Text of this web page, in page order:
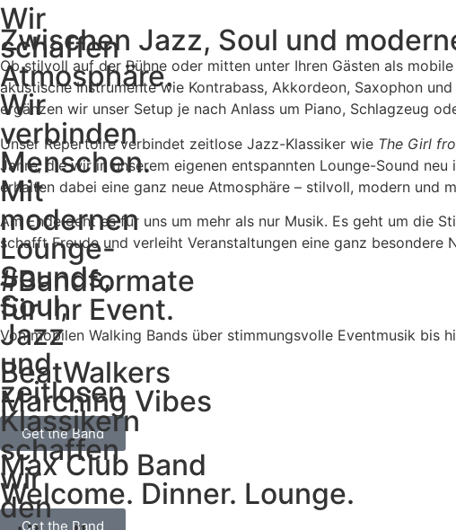
Wir
schaffen
Atmosphäre.
Wir
verbinden
Menschen.
Mit
modernen
Lounge-
Sounds,
Soul,
Jazz
und
zeitlosen
Klassikern
schaffen
wir
den
Zwischen Jazz, Soul und
Ob stilvoll auf der Bühne oder mitten unter Ihren Gästen als
akustische Instrumente wie Kontrabass, Akkordeon, Saxophon
ergänzen wir unser Setup je nach Anlass um Piano, Schlagzeug
Unser Repertoire verbindet zeitlose Jazz-Klassiker wie The Girl
Jahre, die wir in unserem eigenen entspannten Lounge-Sound
erhalten dabei eine ganz neue Atmosphäre – stilvoll, modern und
Am Ende geht es für uns um mehr als nur Musik. Es geht um die
schafft Freude und verleiht Veranstaltungen eine ganz besondere
#Bandformate
für Ihr Event.
Von mobilen Walking Bands über stimmungsvolle Eventmusik bis
BeatWalkers
Marching Vibes
Get the Band
Max Club Band
Welcome. Dinner. Lounge.
Get the Band